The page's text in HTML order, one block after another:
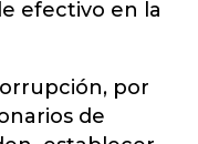
efectivo en la
por
de